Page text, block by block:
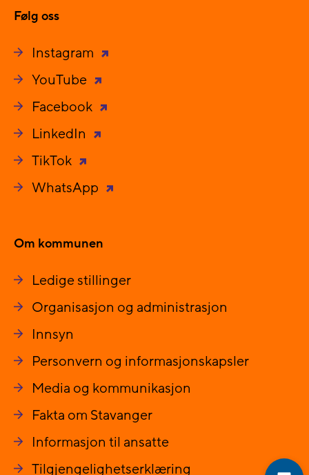
Følg oss
Instagram
YouTube
Facebook
LinkedIn
TikTok
WhatsApp
Om kommunen
Ledige stillinger
Organisasjon og administrasjon
Innsyn
Personvern og informasjonskapsler
Media og kommunikasjon
Fakta om Stavanger
Informasjon til ansatte
Tilgjengelighetserklæring